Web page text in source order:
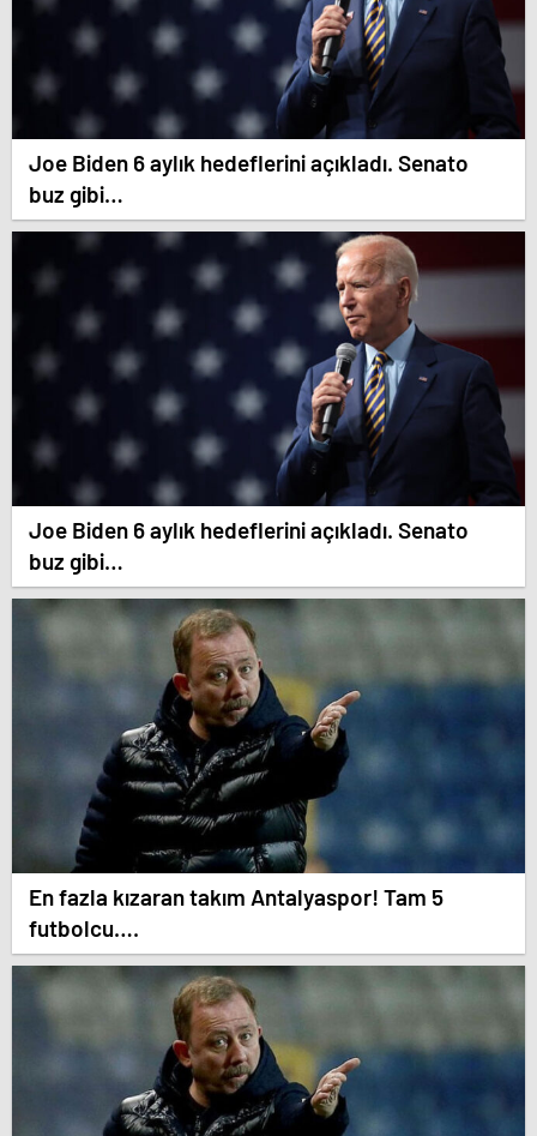
Joe Biden 6 aylık hedeflerini açıkladı. Senato
buz gibi…
Joe Biden 6 aylık hedeflerini açıkladı. Senato
buz gibi…
En fazla kızaran takım Antalyaspor! Tam 5
futbolcu….